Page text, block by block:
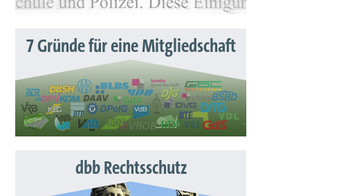
7 Gründe für eine Mitgliedschaft
dbb Rechtsschutz